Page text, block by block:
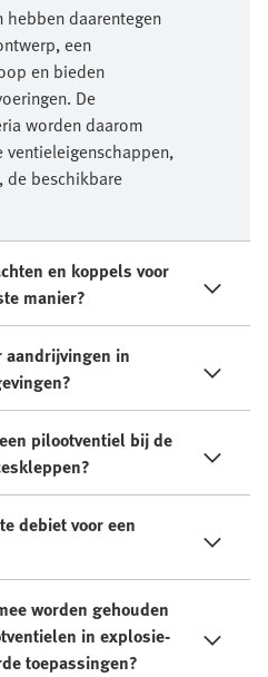
daarentegen
een
en bieden
De
worden daarom
beschikbare
en koppels voor
manier?
aandrijvingen in
pilootventiel bij de
debiet voor een
worden gehouden
in explosie-
toepassingen?